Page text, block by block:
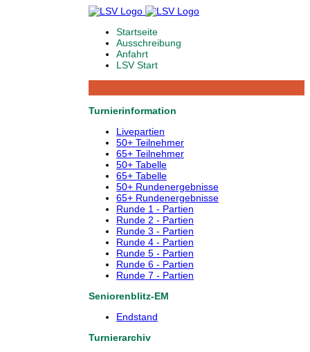
Startseite
Ausschreibung
Anfahrt
LSV Start
Turnierinformation
Livepartien
50+ Teilnehmer
65+ Teilnehmer
50+ Tabelle
65+ Tabelle
50+ Rundenergebnisse
65+ Rundenergebnisse
Runde 1 - Partien
Runde 2 - Partien
Runde 3 - Partien
Runde 4 - Partien
Runde 5 - Partien
Runde 6 - Partien
Runde 7 - Partien
Seniorenblitz-EM
Endstand
Turnierarchiv